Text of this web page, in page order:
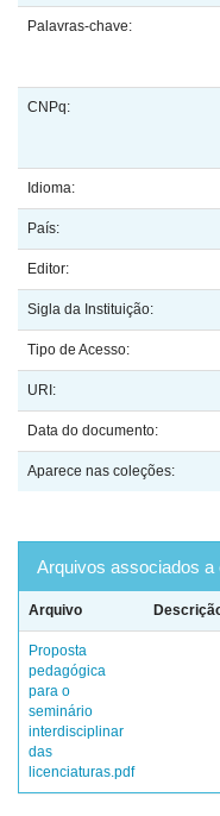
Palavras-chave:
CNPq:
Idioma:
País:
Editor:
Sigla da Instituição:
Tipo de Acesso:
URI:
Data do documento:
Aparece nas coleções:
Arquivos associados a
Arquivo
Proposta
pedagógica
para o
seminário
interdisciplinar
das
licenciaturas.pdf